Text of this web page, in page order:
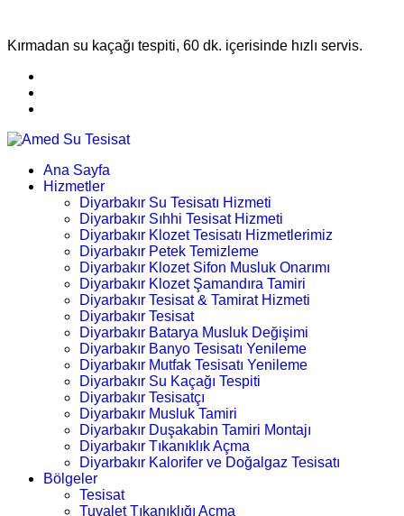
Kırmadan su kaçağı tespiti, 60 dk. içerisinde hızlı servis.
Ana Sayfa
Hizmetler
Diyarbakır Su Tesisatı Hizmeti
Diyarbakır Sıhhi Tesisat Hizmeti
Diyarbakır Klozet Tesisatı Hizmetlerimiz
Diyarbakır Petek Temizleme
Diyarbakır Klozet Sifon Musluk Onarımı
Diyarbakır Klozet Şamandıra Tamiri
Diyarbakır Tesisat & Tamirat Hizmeti
Diyarbakır Tesisat
Diyarbakır Batarya Musluk Değişimi
Diyarbakır Banyo Tesisatı Yenileme
Diyarbakır Mutfak Tesisatı Yenileme
Diyarbakır Su Kaçağı Tespiti
Diyarbakır Tesisatçı
Diyarbakır Musluk Tamiri
Diyarbakır Duşakabin Tamiri Montajı
Diyarbakır Tıkanıklık Açma
Diyarbakır Kalorifer ve Doğalgaz Tesisatı
Bölgeler
Tesisat
Tuvalet Tıkanıklığı Açma